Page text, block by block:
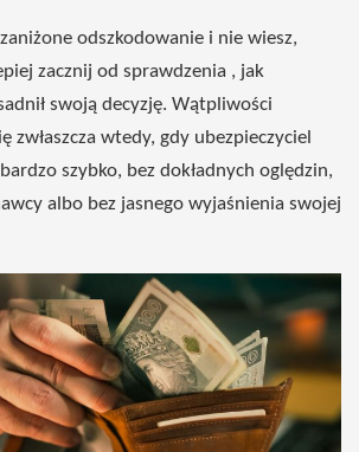
odszkodowanie i nie wiesz,
zacznij od sprawdzenia , jak
swoją decyzję. Wątpliwości
zwłaszcza wtedy, gdy ubezpieczyciel
szybko, bez dokładnych oględzin,
albo bez jasnego wyjaśnienia swojej